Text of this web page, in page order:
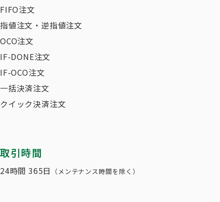
FIFO注文
指値注文・逆指値注文
OCO注文
IF-DONE注文
IF-OCO注文
一括決済注文
クイック決済注文
取引時間
24時間 365日 （メンテナンス時間を除く）